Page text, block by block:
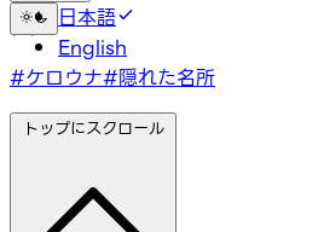
日本語
English
タグ
#ケロウナ#隠れた名所
トップにスクロール